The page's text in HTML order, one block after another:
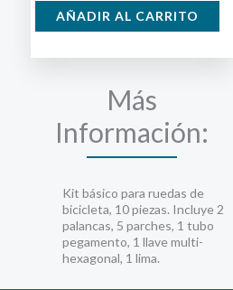
Ruedas
AÑADIR AL CARRITO
Más
Información:
Kit básico para ruedas de
bicicleta, 10 piezas. Incluye 2
palancas, 5 parches, 1 tubo
pegamento, 1 llave multi-
hexagonal, 1 lima.